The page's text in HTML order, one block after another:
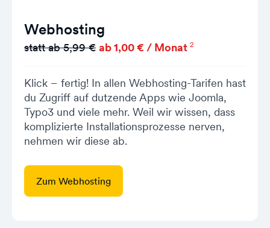
Webhosting
statt ab 5,99 € ab 1,00 € / Monat 2
Klick – fertig! In allen Webhosting-Tarifen hast
du Zugriff auf dutzende Apps wie Joomla,
Typo3 und viele mehr. Weil wir wissen, dass
komplizierte Installationsprozesse nerven,
nehmen wir diese ab.
Zum Webhosting